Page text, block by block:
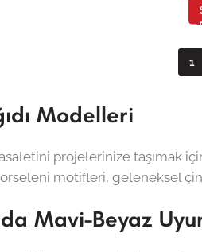
1
Modelleri
projelerinize taşımak
motifleri, geleneksel
Mavi-Beyaz